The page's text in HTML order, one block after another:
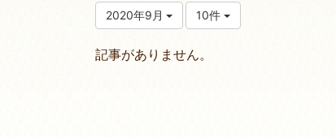
2020年9月 10件
記事がありません。